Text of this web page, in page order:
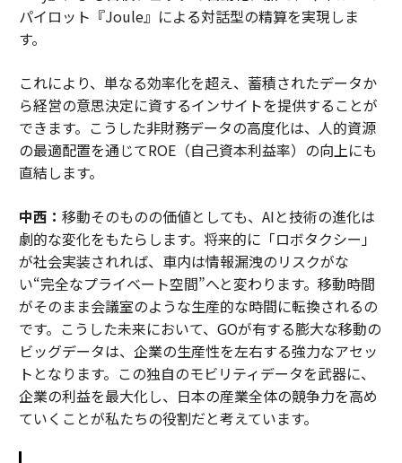
パイロット『Joule』による対話型の精算を実現しま
す。
これにより、単なる効率化を超え、蓄積されたデータか
ら経営の意思決定に資するインサイトを提供することが
できます。こうした非財務データの高度化は、人的資源
の最適配置を通じてROE（自己資本利益率）の向上にも
直結します。
中西： 移動そのものの価値としても、AIと技術の進化は
劇的な変化をもたらします。将来的に「ロボタクシー」
が社会実装されれば、車内は情報漏洩のリスクがな
い“完全なプライベート空間”へと変わります。移動時間
がそのまま会議室のような生産的な時間に転換されるの
です。こうした未来において、GOが有する膨大な移動の
ビッグデータは、企業の生産性を左右する強力なアセッ
トとなります。この独自のモビリティデータを武器に、
企業の利益を最大化し、日本の産業全体の競争力を高め
ていくことが私たちの役割だと考えています。